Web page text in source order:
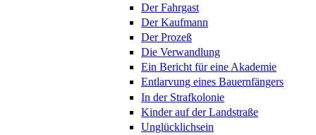
Der Fahrgast
Der Kaufmann
Der Prozeß
Die Verwandlung
Ein Bericht für eine Akademie
Entlarvung eines Bauernfängers
In der Strafkolonie
Kinder auf der Landstraße
Unglücklichsein